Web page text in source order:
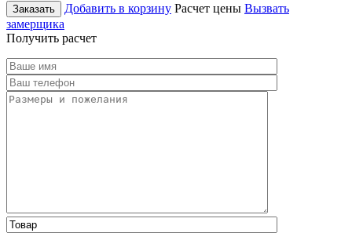
Заказать Добавить в корзину Расчет цены Вызвать
замерщика
Получить расчет